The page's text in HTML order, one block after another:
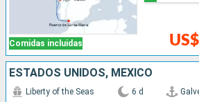
Comidas incluidas
ESTADOS UNIDOS, MÉXICO
Liberty of the Seas 6 d